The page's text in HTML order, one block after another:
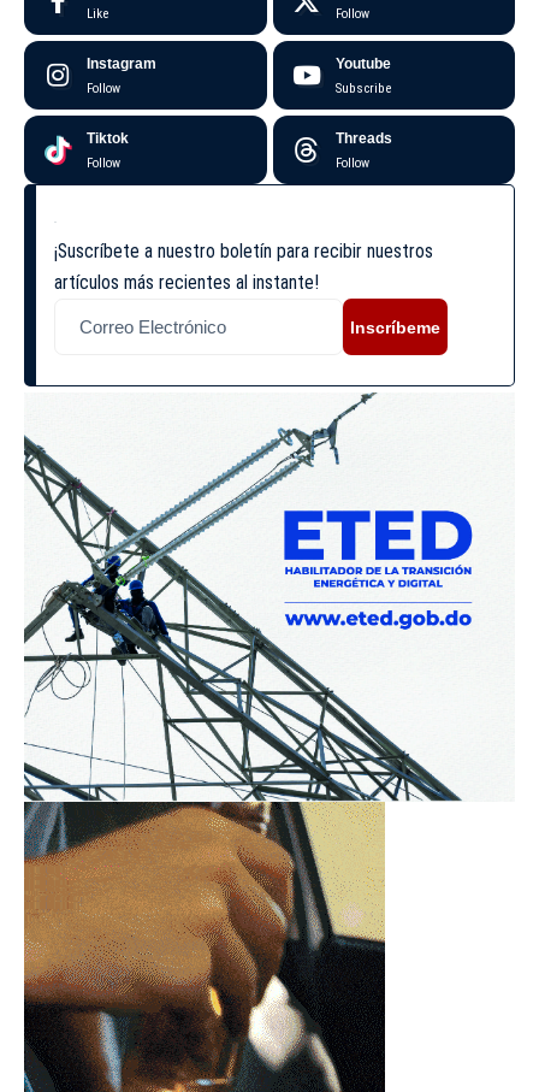
Like Follow
Instagram
Follow
Youtube
Subscribe
Tiktok
Follow
Threads
Follow
¡Suscríbete a nuestro boletín para recibir nuestros
artículos más recientes al instante!
Inscríbeme